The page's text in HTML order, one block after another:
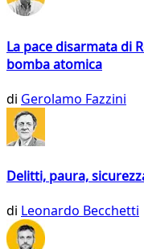
La pace disarmata di
bomba atomica
di Gerolamo Fazzini
Delitti, paura,
di Leonardo Becchetti